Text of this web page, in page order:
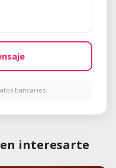
bancarios
interesarte